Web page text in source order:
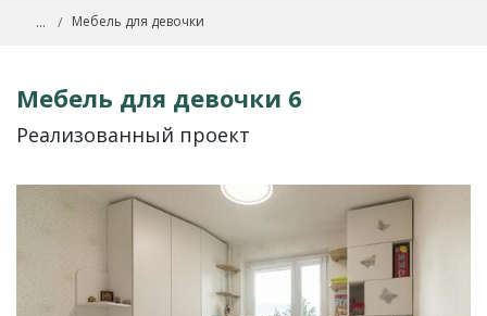
... Мебель для девочки
Мебель для девочки 6
Реализованный проект